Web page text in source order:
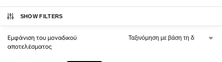
SHOW FILTERS
Εμφάνιση του μοναδικού
αποτελέσματος